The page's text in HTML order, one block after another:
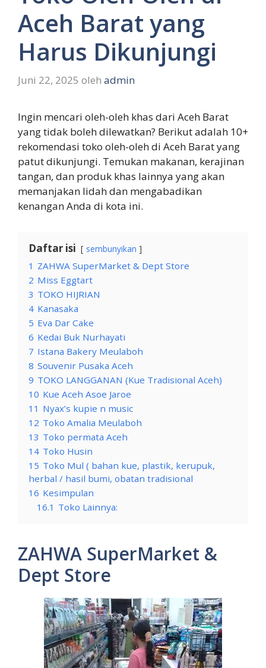
Aceh Barat yang
Harus Dikunjungi
Juni 22, 2025 oleh admin
Ingin mencari oleh-oleh khas dari Aceh Barat
yang tidak boleh dilewatkan? Berikut adalah 10+
rekomendasi toko oleh-oleh di Aceh Barat yang
patut dikunjungi. Temukan makanan, kerajinan
tangan, dan produk khas lainnya yang akan
memanjakan lidah dan mengabadikan
kenangan Anda di kota ini.
Daftar isi sembunyikan
1 ZAHWA SuperMarket & Dept Store
2 Miss Eggtart
3 TOKO HIJRIAN
4 Kanasaka
5 Eva Dar Cake
6 Kedai Buk Nurhayati
7 Istana Bakery Meulaboh
8 Souvenir Pusaka Aceh
9 TOKO LANGGANAN (Kue Tradisional Aceh)
10 Kue Aceh Asoe Jaroe
11 Nyax’s kupie n music
12 Toko Amalia Meulaboh
13 Toko permata Aceh
14 Toko Husin
15 Toko Mul ( bahan kue, plastik, kerupuk,
herbal / hasil bumi, obatan tradisional
16 Kesimpulan
16.1 Toko Lainnya:
ZAHWA SuperMarket &
Dept Store